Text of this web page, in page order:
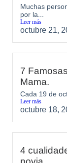
Muchas
por la...
Leer más
octubre 21,
7
Mama.
Cada 19 de
Leer más
octubre 18,
4